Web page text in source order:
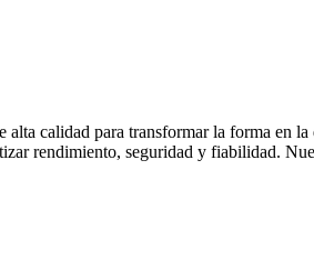
calidad para transformar la forma en
rendimiento, seguridad y fiabilidad.